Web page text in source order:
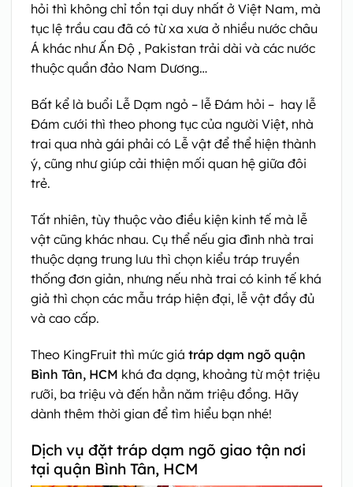
hỏi thì không chỉ tồn tại duy nhất ở Việt Nam, mà
tục lệ trầu cau đã có từ xa xưa ở nhiều nước châu
Á khác như Ấn Độ , Pakistan trải dài và các nước
thuộc quần đảo Nam Dương…
Bất kể là buổi Lễ Dạm ngỏ – lễ Đám hỏi – hay lễ
Đám cưới thì theo phong tục của người Việt, nhà
trai qua nhà gái phải có Lễ vật để thể hiện thành
ý, cũng như giúp cải thiện mối quan hệ giữa đôi
trẻ.
Tất nhiên, tùy thuộc vào điều kiện kinh tế mà lễ
vật cũng khác nhau. Cụ thể nếu gia đình nhà trai
thuộc dạng trung lưu thì chọn kiểu tráp truyền
thống đơn giản, nhưng nếu nhà trai có kinh tế khá
giả thì chọn các mẫu tráp hiện đại, lễ vật đầy đủ
và cao cấp.
Theo KingFruit thì mức giá tráp dạm ngõ quận
Bình Tân, HCM khá đa dạng, khoảng từ một triệu
rưỡi, ba triệu và đến hẳn năm triệu đồng. Hãy
dành thêm thời gian để tìm hiểu bạn nhé!
Dịch vụ đặt tráp dạm ngõ giao tận nơi
tại quận Bình Tân, HCM